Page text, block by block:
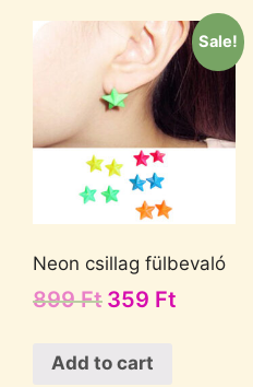
Sale!
Neon csillag fülbevaló
899Ft 359 Ft
Add to cart